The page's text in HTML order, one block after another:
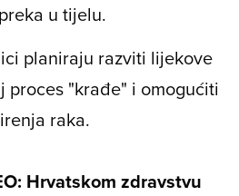
u tijelu.
planiraju razviti lijekove
"krađe" i omogućiti
raka.
Hrvatskom zdravstvu